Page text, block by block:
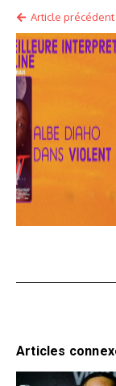
Article précédent
Articles